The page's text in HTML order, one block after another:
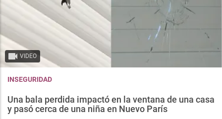
VIDEO
INSEGURIDAD
Una bala perdida impactó en la ventana de una casa
y pasó cerca de una niña en Nuevo París